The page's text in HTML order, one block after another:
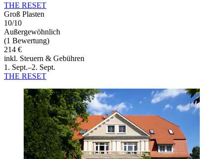
THE RESET
Groß Plasten
10/10
Außergewöhnlich
(1 Bewertung)
214 €
inkl. Steuern & Gebühren
1. Sept.–2. Sept.
THE RESET